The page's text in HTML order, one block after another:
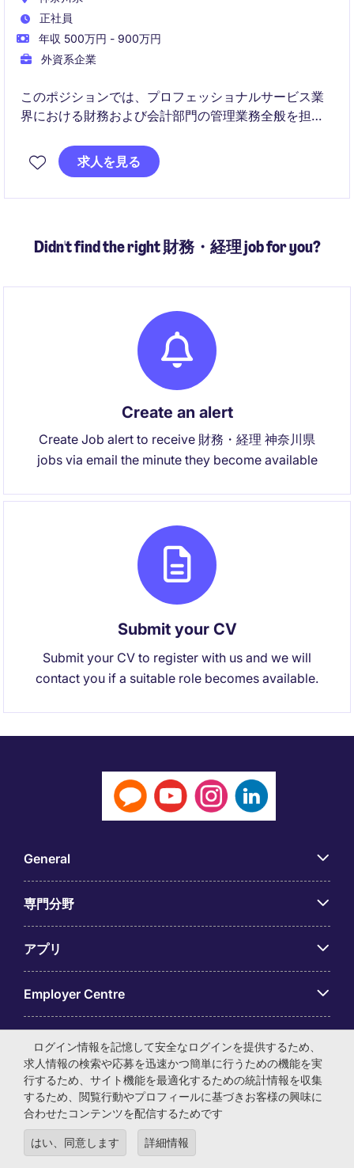
正社員
年収 500万円 - 900万円
外資系企業
このポジションでは、プロフェッショナルサービス業
界における財務および会計部門の管理業務全般を担当
財務分析や予算管理を通じて、企業の成長と効率化に
貢献していただきます。
求人を見る
Didn't find the right 財務・経理 job for you?
Create an alert
Create Job alert to receive 財務・経理 神奈川県
jobs via email the minute they become available
Submit your CV
Submit your CV to register with us and we will
contact you if a suitable role becomes available.
General
専門分野
アプリ
Employer Centre
© マイケル・ペイジ・インターナショナル・ジャパン株式会
社 法人番号：0104-01-043253 本社所在地：〒105-0001 東
京都港区虎ノ門4-3-13 ヒューリック神谷町ビル6階 有料職業
紹介事業許可番号：13-ユ-040405 ／ 労働者派遣事業許可番
号：派13-300434
ログイン情報を記憶して安全なログインを提供するため、
求人情報の検索や応募を迅速かつ簡単に行うための機能を実
行するため、サイト機能を最適化するための統計情報を収集
するため、閲覧行動やプロフィールに基づきお客様の興味に
合わせたコンテンツを配信するためです
はい、同意します 詳細情報